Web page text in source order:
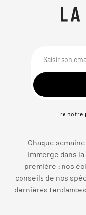
Lire notre
Chaque
immerge dans
première : nos
conseils de nos
dernières